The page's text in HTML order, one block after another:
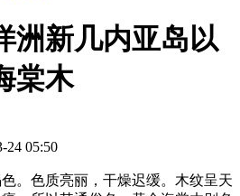
洲新几内亚岛以
棠木
24 05:50
色质亮丽，干燥迟缓。木纹呈天